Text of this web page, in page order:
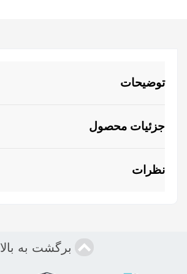
توضیحات
جزئیات محصول
نظرات
برگشت به بالا